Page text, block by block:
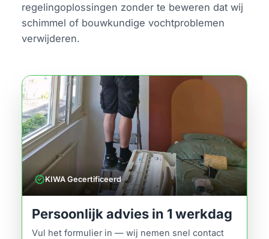
regelingoplossingen zonder te beweren dat wij
schimmel of bouwkundige vochtproblemen
verwijderen.
verifiedKIWA Gecertificeerd
Persoonlijk advies in 1 werkdag
Vul het formulier in — wij nemen snel contact